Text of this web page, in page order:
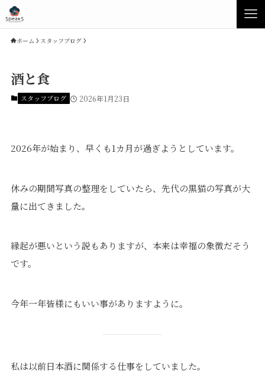
Concept
性能について
素材について
Product
展示場・モデルハウス
価格・プラン
お知らせ
About
会社概要
ホーム スタッフブログ
酒と食
スタッフブログ 2026年1月23日
2026年が始まり、早くも1カ月が過ぎようとしています。
休みの期間写真の整理をしていたら、先代の黒猫の写真が大
量に出てきました。
縁起が悪いという説もありますが、本来は幸福の象徴だそう
です。
今年一年皆様にもいい事がありますように。
私は以前日本酒に関係する仕事をしていました。